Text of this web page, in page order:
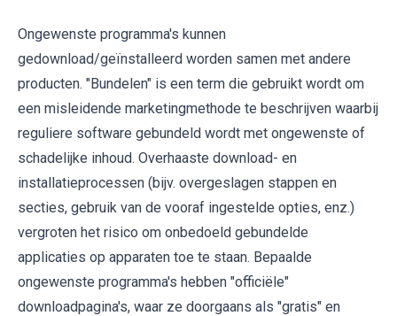
Ongewenste programma's kunnen
gedownload/geïnstalleerd worden samen met andere
producten. "Bundelen" is een term die gebruikt wordt om
een misleidende marketingmethode te beschrijven waarbij
reguliere software gebundeld wordt met ongewenste of
schadelijke inhoud. Overhaaste download- en
installatieprocessen (bijv. overgeslagen stappen en
secties, gebruik van de vooraf ingestelde opties, enz.)
vergroten het risico om onbedoeld gebundelde
applicaties op apparaten toe te staan. Bepaalde
ongewenste programma's hebben "officiële"
downloadpagina's, waar ze doorgaans als "gratis" en